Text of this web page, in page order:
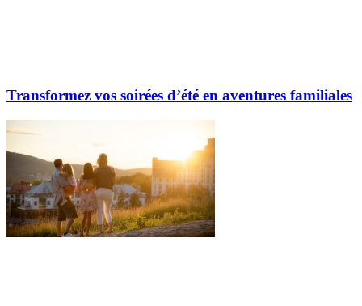
Transformez vos soirées d’été en aventures familiales